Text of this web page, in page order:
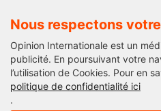
Nous respectons
Opinion Internationale est un
publicité. En poursuivant votre
l’utilisation de Cookies. Pour en
politique de confidentialité ici
.